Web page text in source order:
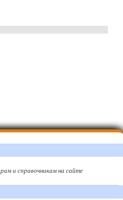
и справочникам на сайте